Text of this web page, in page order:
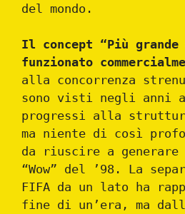
del mondo.
Il concept “Più
funzionato
alla concorrenza
sono visti negli anni
progressi alla
ma niente di così
da riuscire a
“Wow” del ’98. La
FIFA da un lato ha
fine di un’era, ma